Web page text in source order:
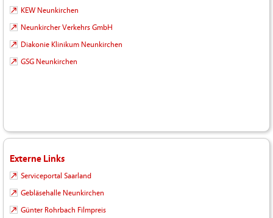
KEW Neunkirchen
Neunkircher Verkehrs GmbH
Diakonie Klinikum Neunkirchen
GSG Neunkirchen
Externe Links
Serviceportal Saarland
Gebläsehalle Neunkirchen
Günter Rohrbach Filmpreis